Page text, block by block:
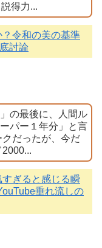
得力...
？令和の美の基準
討論
の最後に、人間ル
パー１年分」と言
だったが、今だ
すぎると感じる瞬
垂れ流しの